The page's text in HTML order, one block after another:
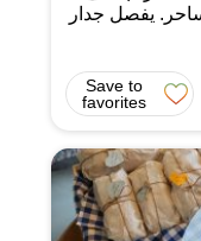
يفصل جدار
Save to
favorites